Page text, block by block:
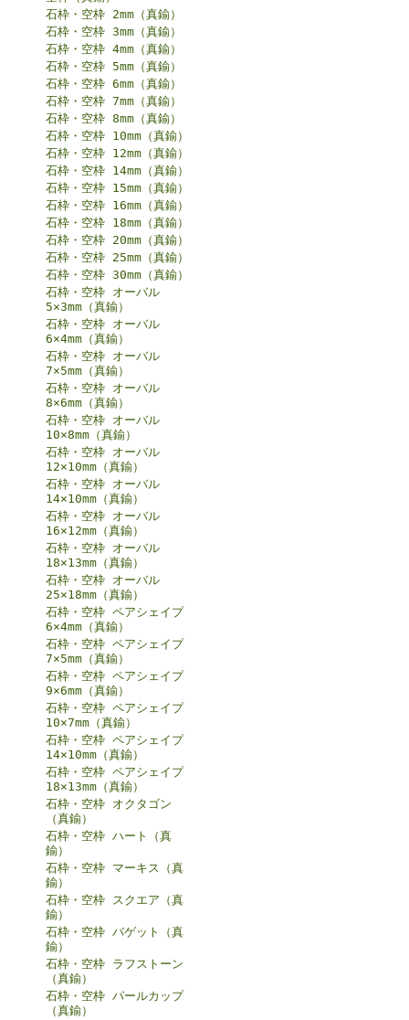
石枠・空枠 2mm（真鍮）
石枠・空枠 3mm（真鍮）
石枠・空枠 4mm（真鍮）
石枠・空枠 5mm（真鍮）
石枠・空枠 6mm（真鍮）
石枠・空枠 7mm（真鍮）
石枠・空枠 8mm（真鍮）
石枠・空枠 10mm（真鍮）
石枠・空枠 12mm（真鍮）
石枠・空枠 14mm（真鍮）
石枠・空枠 15mm（真鍮）
石枠・空枠 16mm（真鍮）
石枠・空枠 18mm（真鍮）
石枠・空枠 20mm（真鍮）
石枠・空枠 25mm（真鍮）
石枠・空枠 30mm（真鍮）
石枠・空枠 オーバル
5×3mm（真鍮）
石枠・空枠 オーバル
6×4mm（真鍮）
石枠・空枠 オーバル
7×5mm（真鍮）
石枠・空枠 オーバル
8×6mm（真鍮）
石枠・空枠 オーバル
10×8mm（真鍮）
石枠・空枠 オーバル
12×10mm（真鍮）
石枠・空枠 オーバル
14×10mm（真鍮）
石枠・空枠 オーバル
16×12mm（真鍮）
石枠・空枠 オーバル
18×13mm（真鍮）
石枠・空枠 オーバル
25×18mm（真鍮）
石枠・空枠 ペアシェイプ
6×4mm（真鍮）
石枠・空枠 ペアシェイプ
7×5mm（真鍮）
石枠・空枠 ペアシェイプ
9×6mm（真鍮）
石枠・空枠 ペアシェイプ
10×7mm（真鍮）
石枠・空枠 ペアシェイプ
14×10mm（真鍮）
石枠・空枠 ペアシェイプ
18×13mm（真鍮）
石枠・空枠 オクタゴン
（真鍮）
石枠・空枠 ハート（真
鍮）
石枠・空枠 マーキス（真
鍮）
石枠・空枠 スクエア（真
鍮）
石枠・空枠 バゲット（真
鍮）
石枠・空枠 ラフストーン
（真鍮）
石枠・空枠 パールカップ
（真鍮）